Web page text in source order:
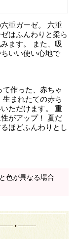
重ガーゼ。 六重
はふんわりと柔ら
ます。 また、吸
いい使い心地で
て作った、赤ちゃ
まれたての赤ち
ただけます。 重
がアップ！ 夏だ
ほどふんわりとし
色が異なる場合